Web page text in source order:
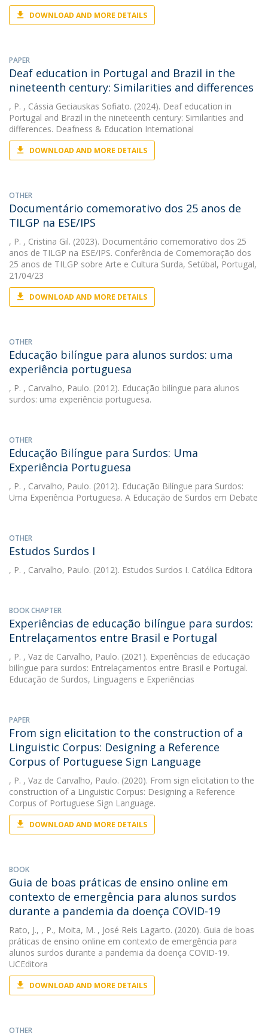
DOWNLOAD AND MORE DETAILS
PAPER
Deaf education in Portugal and Brazil in the
nineteenth century: Similarities and differences
, P. , Cássia Geciauskas Sofiato. (2024). Deaf education in
Portugal and Brazil in the nineteenth century: Similarities and
differences. Deafness & Education International
DOWNLOAD AND MORE DETAILS
OTHER
Documentário comemorativo dos 25 anos de
TILGP na ESE/IPS
, P. , Cristina Gil. (2023). Documentário comemorativo dos 25
anos de TILGP na ESE/IPS. Conferência de Comemoração dos
25 anos de TILGP sobre Arte e Cultura Surda, Setúbal, Portugal,
21/04/23
DOWNLOAD AND MORE DETAILS
OTHER
Educação bilíngue para alunos surdos: uma
experiência portuguesa
, P. , Carvalho, Paulo. (2012). Educação bilíngue para alunos
surdos: uma experiência portuguesa.
OTHER
Educação Bilíngue para Surdos: Uma
Experiência Portuguesa
, P. , Carvalho, Paulo. (2012). Educação Bilíngue para Surdos:
Uma Experiência Portuguesa. A Educação de Surdos em Debate
OTHER
Estudos Surdos I
, P. , Carvalho, Paulo. (2012). Estudos Surdos I. Católica Editora
BOOK CHAPTER
Experiências de educação bilíngue para surdos:
Entrelaçamentos entre Brasil e Portugal
, P. , Vaz de Carvalho, Paulo. (2021). Experiências de educação
bilíngue para surdos: Entrelaçamentos entre Brasil e Portugal.
Educação de Surdos, Linguagens e Experiências
PAPER
From sign elicitation to the construction of a
Linguistic Corpus: Designing a Reference
Corpus of Portuguese Sign Language
, P. , Vaz de Carvalho, Paulo. (2020). From sign elicitation to the
construction of a Linguistic Corpus: Designing a Reference
Corpus of Portuguese Sign Language.
DOWNLOAD AND MORE DETAILS
BOOK
Guia de boas práticas de ensino online em
contexto de emergência para alunos surdos
durante a pandemia da doença COVID-19
Rato, J., , P., Moita, M. , José Reis Lagarto. (2020). Guia de boas
práticas de ensino online em contexto de emergência para
alunos surdos durante a pandemia da doença COVID-19.
UCEditora
DOWNLOAD AND MORE DETAILS
OTHER